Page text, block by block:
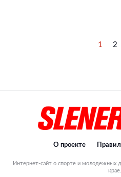
1 2
О проекте
Интернет-сайт о спорте и молодежных
крае.